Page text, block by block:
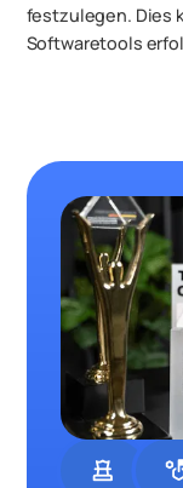
festzulegen. Dies
Softwaretools
chess